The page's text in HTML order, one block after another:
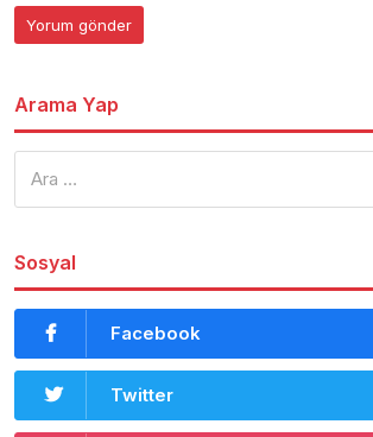
Arama Yap
Sosyal
Facebook
Twitter